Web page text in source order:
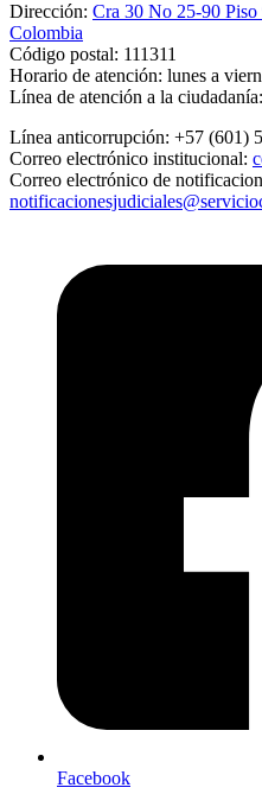
Dirección: Cra 30 No 25-90
Colombia
Código postal: 111311
Horario de atención: lunes a
Línea de atención a la ciudadanía:
Línea anticorrupción: +57 (601)
Correo electrónico institucional:
Correo electrónico de
Facebook